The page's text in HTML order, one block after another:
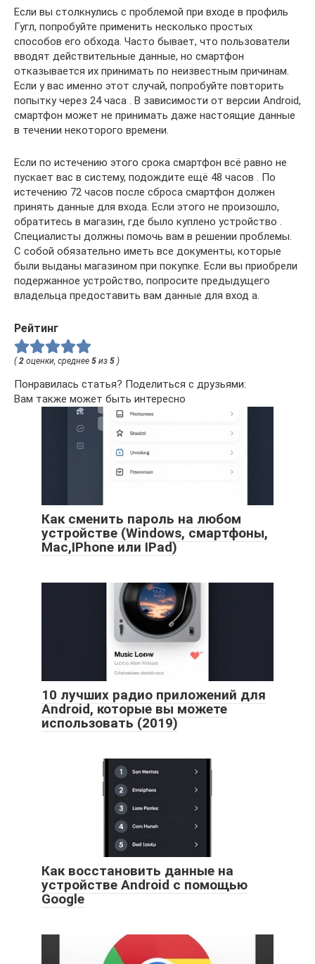
Если вы столкнулись с проблемой при входе в профиль
Гугл, попробуйте применить несколько простых
способов его обхода. Часто бывает, что пользователи
вводят действительные данные, но смартфон
отказывается их принимать по неизвестным причинам.
Если у вас именно этот случай, попробуйте повторить
попытку через 24 часа . В зависимости от версии Android,
смартфон может не принимать даже настоящие данные
в течении некоторого времени.
Если по истечению этого срока смартфон всё равно не
пускает вас в систему, подождите ещё 48 часов . По
истечению 72 часов после сброса смартфон должен
принять данные для входа. Если этого не произошло,
обратитесь в магазин, где было куплено устройство .
Специалисты должны помочь вам в решении проблемы.
С собой обязательно иметь все документы, которые
были выданы магазином при покупке. Если вы приобрели
подержанное устройство, попросите предыдущего
владельца предоставить вам данные для вход а.
Рейтинг
( 2 оценки, среднее 5 из 5 )
Понравилась статья? Поделиться с друзьями:
Вам также может быть интересно
Как сменить пароль на любом
устройстве (Windows, смартфоны,
Mac,IPhone или IPad)
10 лучших радио приложений для
Android, которые вы можете
использовать (2019)
Как восстановить данные на
устройстве Android с помощью
Google